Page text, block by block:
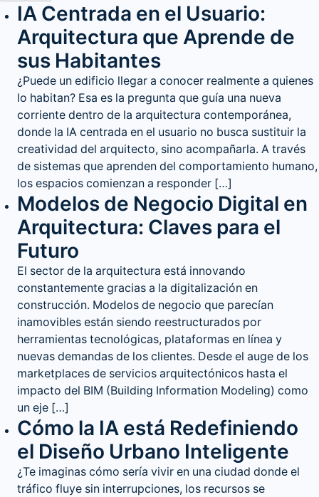
IA Centrada en el Usuario:
Arquitectura que Aprende de
sus Habitantes
¿Puede un edificio llegar a conocer realmente a quienes
lo habitan? Esa es la pregunta que guía una nueva
corriente dentro de la arquitectura contemporánea,
donde la IA centrada en el usuario no busca sustituir la
creatividad del arquitecto, sino acompañarla. A través
de sistemas que aprenden del comportamiento humano,
los espacios comienzan a responder […]
Modelos de Negocio Digital en
Arquitectura: Claves para el
Futuro
El sector de la arquitectura está innovando
constantemente gracias a la digitalización en
construcción. Modelos de negocio que parecían
inamovibles están siendo reestructurados por
herramientas tecnológicas, plataformas en línea y
nuevas demandas de los clientes. Desde el auge de los
marketplaces de servicios arquitectónicos hasta el
impacto del BIM (Building Information Modeling) como
un eje […]
Cómo la IA está Redefiniendo
el Diseño Urbano Inteligente
¿Te imaginas cómo sería vivir en una ciudad donde el
tráfico fluye sin interrupciones, los recursos se